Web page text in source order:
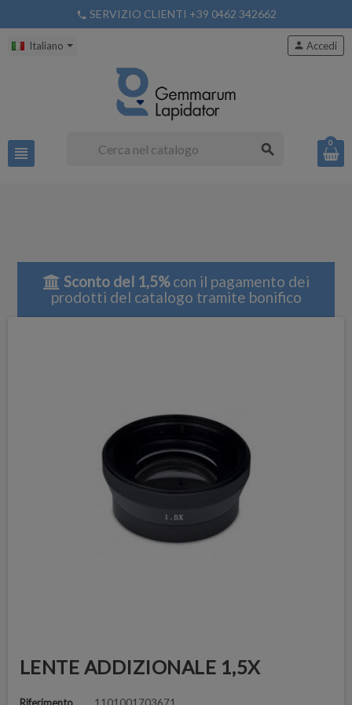
phone SERVIZIO CLIENTI +39 0462 342662
Italiano
view_headline search
person Accedi
0
Sconto del 1,5%con il pagamento dei
prodotti del catalogo tramite bonifico
LENTE ADDIZIONALE 1,5X